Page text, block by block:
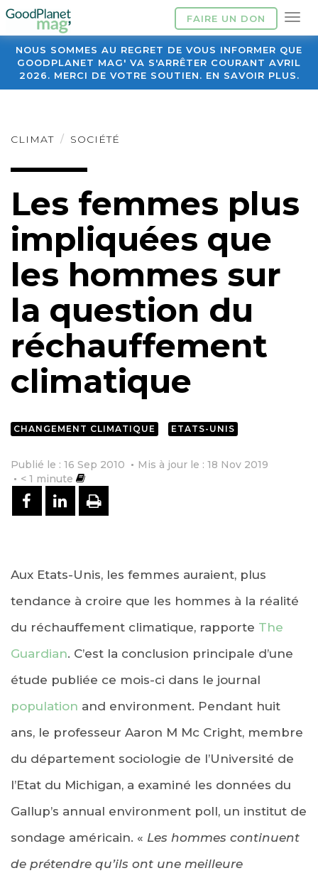
FAIRE UN DON
NOUS SOMMES AU REGRET DE VOUS INFORMER QUE
GOODPLANET MAG' VA S'ARRÊTER COURANT AVRIL
2026. MERCI DE VOTRE SOUTIEN. EN SAVOIR PLUS.
CLIMAT SOCIÉTÉ
Les femmes plus
impliquées que
les hommes sur
la question du
réchauffement
climatique
CHANGEMENT CLIMATIQUE ETATS-UNIS
Publié le : 16 Sep 2010
Mis à jour le : 18 Nov 2019
< 1 minute
PARTAGER SUR FACEBOOK
PARTAGER SUR LINKEDIN
IMPRIMER
Aux Etats-Unis, les femmes auraient, plus
tendance à croire que les hommes à la réalité
du réchauffement climatique, rapporte The
Guardian. C’est la conclusion principale d’une
étude publiée ce mois-ci dans le journal
population and environment. Pendant huit
ans, le professeur Aaron M Mc Cright, membre
du département sociologie de l’Université de
l’Etat du Michigan, a examiné les données du
Gallup’s annual environment poll, un institut de
sondage américain. « Les hommes continuent
de prétendre qu’ils ont une meilleure